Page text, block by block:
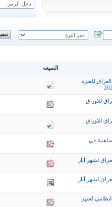
الصيغه
للفترة
للاوراق
للاوراق
في
لشهر آيار
لشهر آيار
لشهر